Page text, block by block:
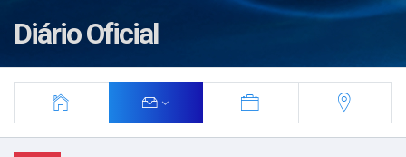
Diário Oficial